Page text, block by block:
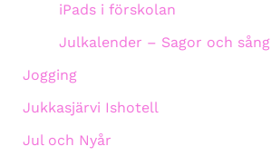
iPads i förskolan
Julkalender – Sagor och sång
Jogging
Jukkasjärvi Ishotell
Jul och Nyår